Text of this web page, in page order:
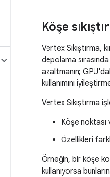
Köşe
Vertex Sıkıştırma,
depolama
azaltmanın;
kullanımını
Vertex Sıkıştırma
Köşe noktası
Özellikleri
Örneğin, bir köşe
kullanıyorsa